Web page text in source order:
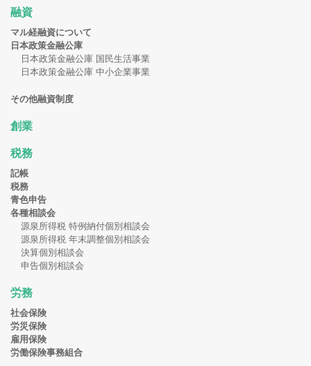
融資
マル経融資について
日本政策金融公庫
日本政策金融公庫 国民生活事業
日本政策金融公庫 中小企業事業
その他融資制度
創業
税務
記帳
税務
青色申告
各種相談会
源泉所得税 特例納付個別相談会
源泉所得税 年末調整個別相談会
決算個別相談会
申告個別相談会
労務
社会保険
労災保険
雇用保険
労働保険事務組合